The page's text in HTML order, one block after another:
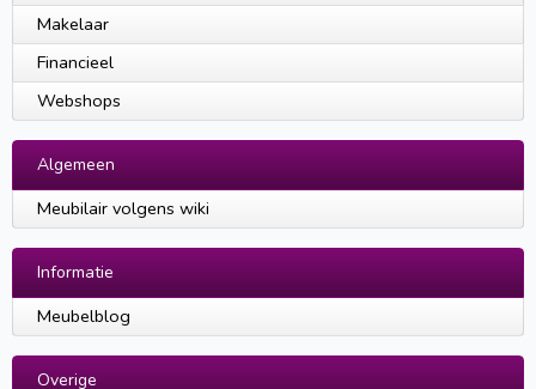
Makelaar
Financieel
Webshops
Algemeen
Meubilair volgens wiki
Informatie
Meubelblog
Overige